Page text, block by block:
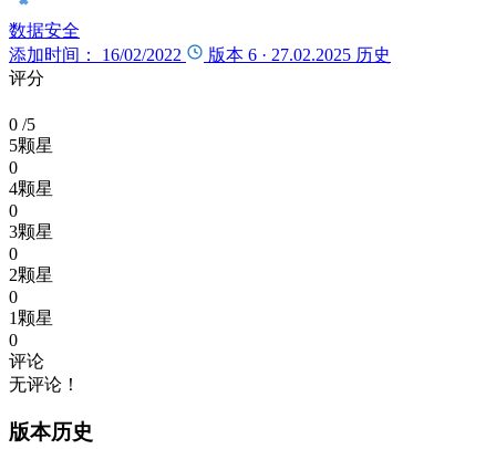
数据安全
添加时间： 16/02/2022
版本 6 · 27.02.2025 历史
评分
0 /5
5颗星
0
4颗星
0
3颗星
0
2颗星
0
1颗星
0
评论
无评论！
版本历史